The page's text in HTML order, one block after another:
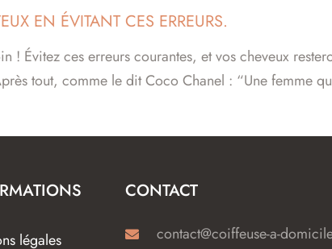
EN ÉVITANT CES ERREURS.
! Évitez ces erreurs courantes, et vos cheveux
tout, comme le dit Coco Chanel : “Une femme
légales
CONTACT
contact@coiffeuse-a-